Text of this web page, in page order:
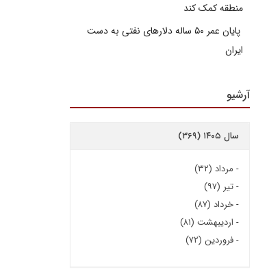
منطقه کمک کند
پایان عمر ۵۰ ساله دلارهای نفتی به دست
ایران
آرشیو
سال ۱۴۰۵ (۳۶۹)
- مرداد (۳۲)
-تیر (۹۷)
-خرداد (۸۷)
- اردیبهشت (۸۱)
-فروردین (۷۲)